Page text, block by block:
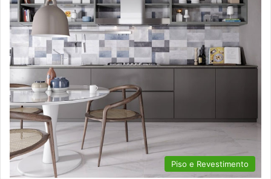
Piso e Revestimento